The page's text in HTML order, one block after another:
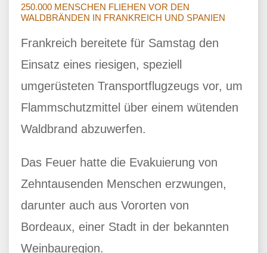
250.000 MENSCHEN FLIEHEN VOR DEN
WALDBRÄNDEN IN FRANKREICH UND SPANIEN
Frankreich bereitete für Samstag den
Einsatz eines riesigen, speziell
umgerüsteten Transportflugzeugs vor, um
Flammschutzmittel über einem wütenden
Waldbrand abzuwerfen.
Das Feuer hatte die Evakuierung von
Zehntausenden Menschen erzwungen,
darunter auch aus Vororten von
Bordeaux, einer Stadt in der bekannten
Weinbauregion.